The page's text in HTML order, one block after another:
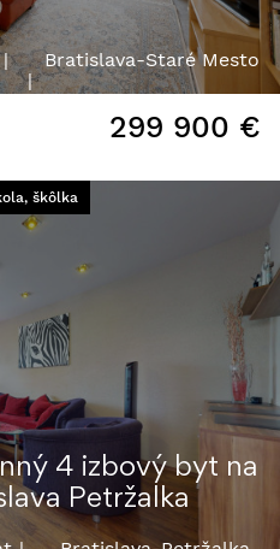
Bratislava-Staré Mesto
299 900 €
škôlka
4 izbový byt na
Petržalka